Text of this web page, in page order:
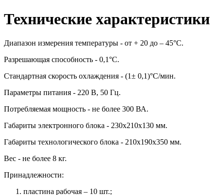
Технические характеристики
Диапазон измерения температуры - от + 20 до – 45°C.
Разрешающая способность - 0,1°C.
Стандартная скорость охлаждения - (1± 0,1)°С/мин.
Параметры питания - 220 В, 50 Гц.
Потребляемая мощность - не более 300 ВА.
Габариты электронного блока - 230х210х130 мм.
Габариты технологического блока - 210х190х350 мм.
Вес - не более 8 кг.
Принадлежности:
пластина рабочая – 10 шт.;